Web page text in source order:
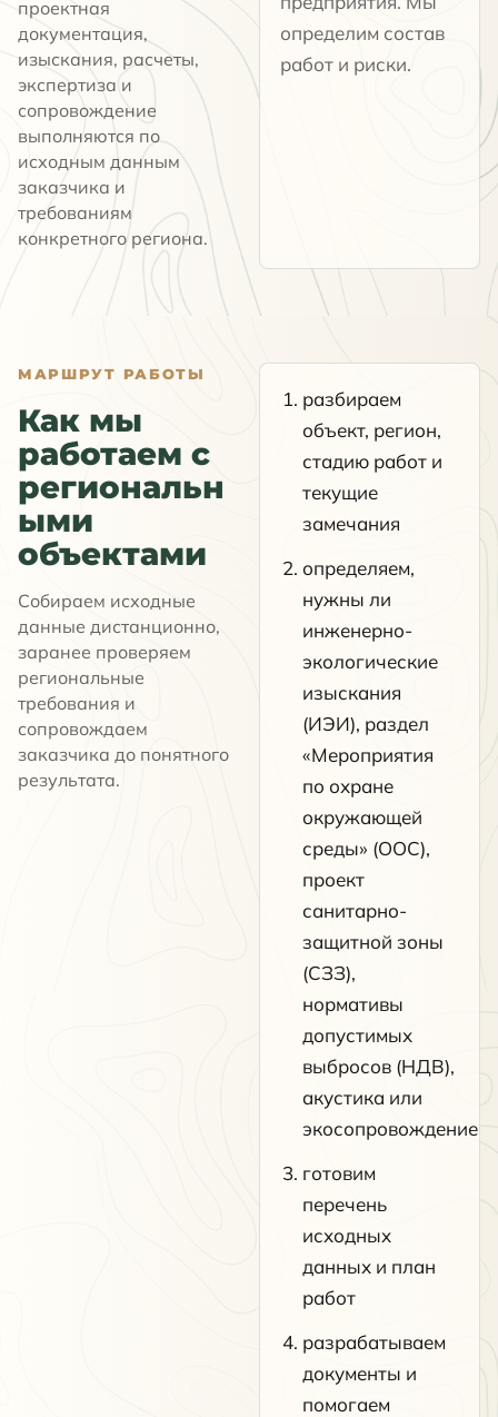
проектная
документация,
изыскания, расчеты,
экспертиза и
сопровождение
выполняются по
исходным данным
заказчика и
требованиям
конкретного региона.
определим состав
работ и риски.
МАРШРУТ РАБОТЫ
Как мы
работаем с
региональн
ыми
объектами
Собираем исходные
данные дистанционно,
заранее проверяем
региональные
требования и
сопровождаем
заказчика до понятного
результата.
разбираем
объект, регион,
стадию работ и
текущие
замечания
определяем,
нужны ли
инженерно-
экологические
изыскания
(ИЭИ), раздел
«Мероприятия
по охране
окружающей
среды» (ООС),
проект
санитарно-
защитной зоны
(СЗЗ),
нормативы
допустимых
выбросов (НДВ),
акустика или
экосопровождение
готовим
перечень
исходных
данных и план
работ
разрабатываем
документы и
помогаем